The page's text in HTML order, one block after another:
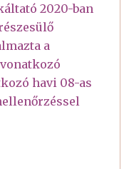
2020-ban
a
havi 08-as